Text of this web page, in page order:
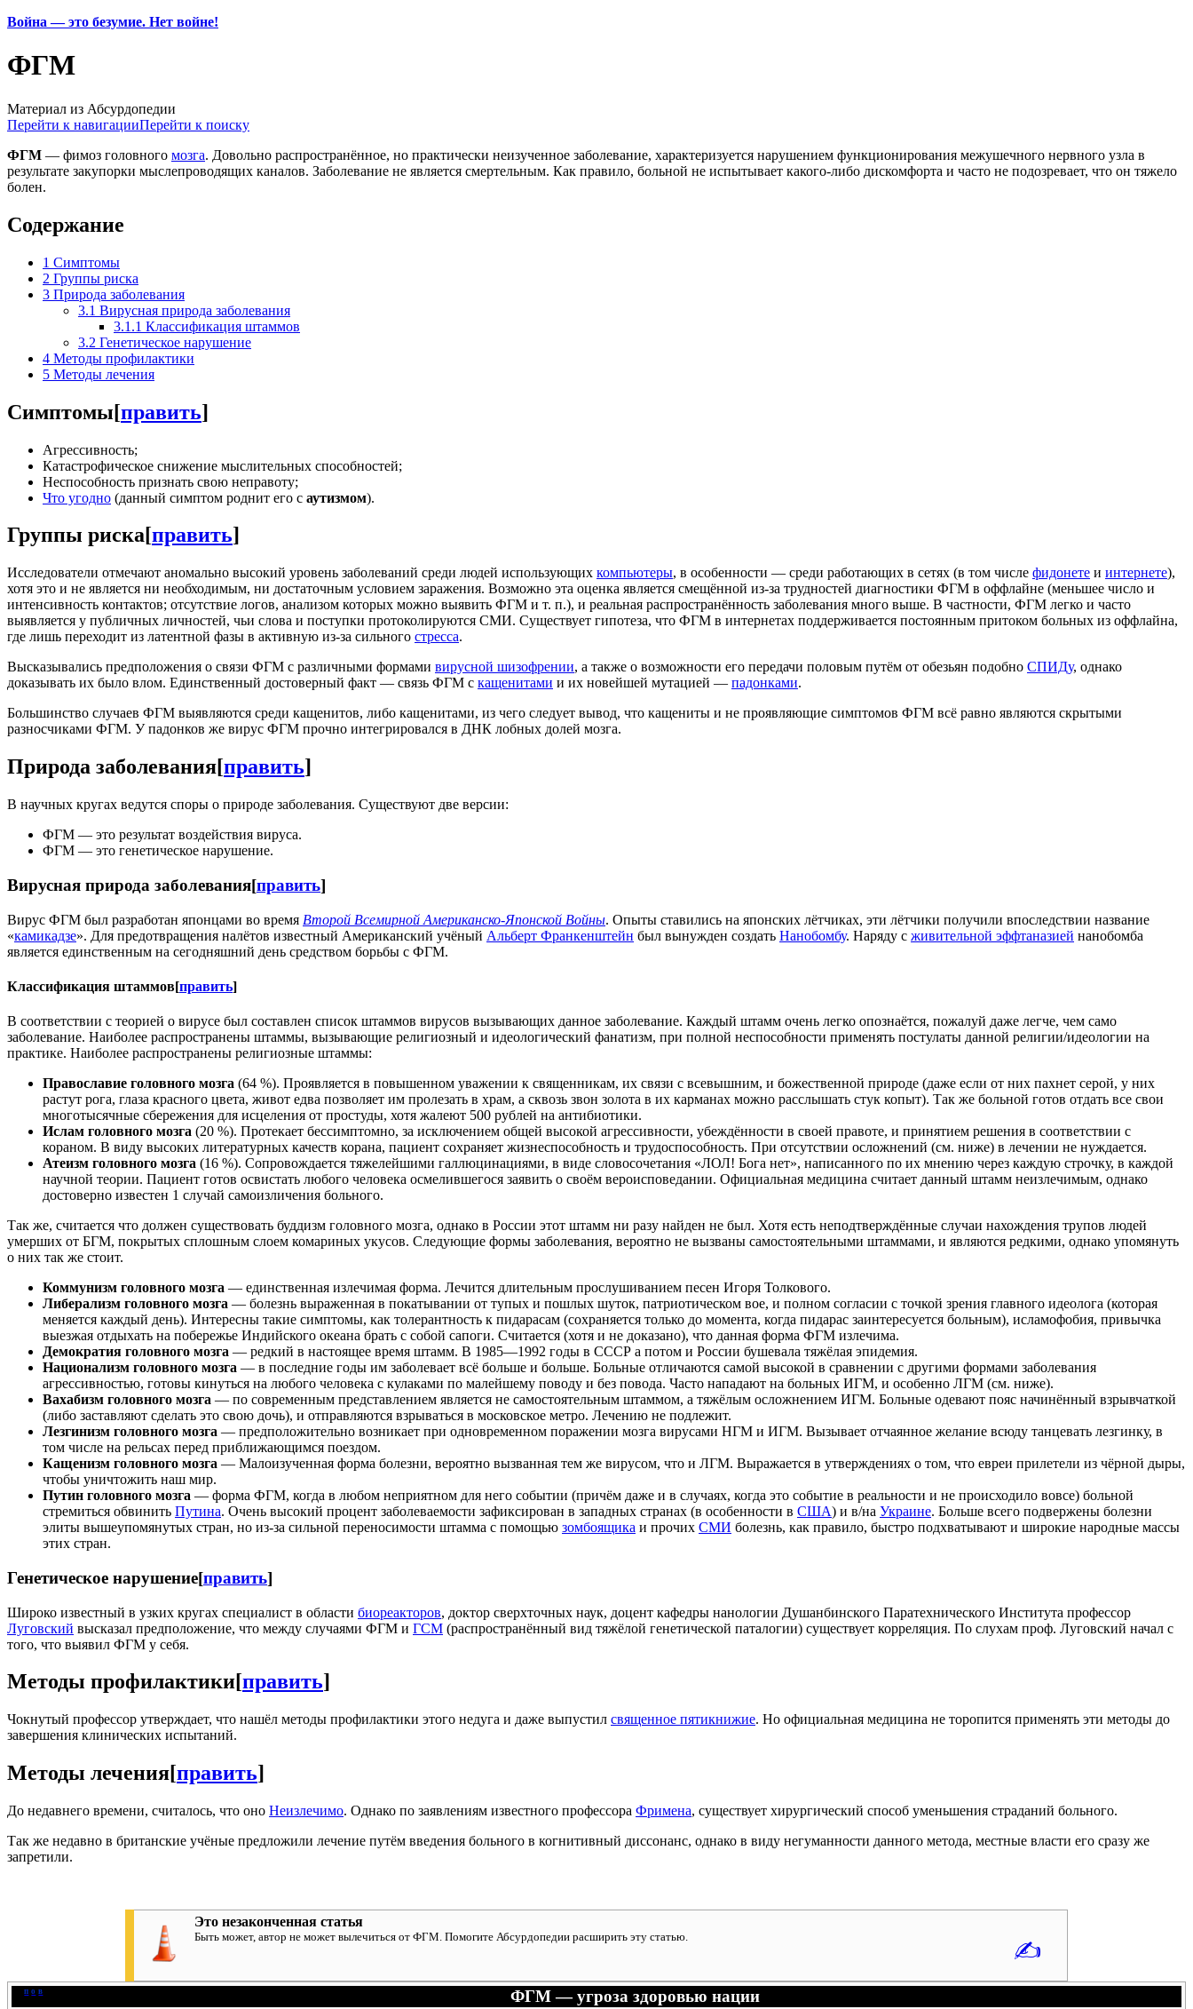
Война — это безумие. Нет войне!
ФГМ
Материал из Абсурдопедии
Перейти к навигацииПерейти к поиску
ФГМ — фимоз головного мозга. Довольно распространённое, но практически неизученное заболевание, характеризуется нарушением функционирования межушечного нервного узла в
результате закупорки мыслепроводящих каналов. Заболевание не является смертельным. Как правило, больной не испытывает какого-либо дискомфорта и часто не подозревает, что он тяжело
болен.
Содержание
1 Симптомы
2 Группы риска
3 Природа заболевания
3.1 Вирусная природа заболевания
3.1.1 Классификация штаммов
3.2 Генетическое нарушение
4 Методы профилактики
5 Методы лечения
Симптомы[править]
Агрессивность;
Катастрофическое снижение мыслительных способностей;
Неспособность признать свою неправоту;
Что угодно (данный симптом роднит его с аутизмом).
Группы риска[править]
Исследователи отмечают аномально высокий уровень заболеваний среди людей использующих компьютеры, в особенности — среди работающих в сетях (в том числе фидонете и интернете),
хотя это и не является ни необходимым, ни достаточным условием заражения. Возможно эта оценка является смещённой из-за трудностей диагностики ФГМ в оффлайне (меньшее число и
интенсивность контактов; отсутствие логов, анализом которых можно выявить ФГМ и т. п.), и реальная распространённость заболевания много выше. В частности, ФГМ легко и часто
выявляется у публичных личностей, чьи слова и поступки протоколируются СМИ. Существует гипотеза, что ФГМ в интернетах поддерживается постоянным притоком больных из оффлайна,
где лишь переходит из латентной фазы в активную из-за сильного стресса.
Высказывались предположения о связи ФГМ с различными формами вирусной шизофрении, а также о возможности его передачи половым путём от обезьян подобно СПИДу, однако
доказывать их было влом. Единственный достоверный факт — связь ФГМ с кащенитами и их новейшей мутацией — падонками.
Большинство случаев ФГМ выявляются среди кащенитов, либо кащенитами, из чего следует вывод, что кащениты и не проявляющие симптомов ФГМ всё равно являются скрытыми
разносчиками ФГМ. У падонков же вирус ФГМ прочно интегрировался в ДНК лобных долей мозга.
Природа заболевания[править]
В научных кругах ведутся споры о природе заболевания. Существуют две версии:
ФГМ — это результат воздействия вируса.
ФГМ — это генетическое нарушение.
Вирусная природа заболевания[править]
Вирус ФГМ был разработан японцами во время Второй Всемирной Американско-Японской Войны. Опыты ставились на японских лётчиках, эти лётчики получили впоследствии название
«камикадзе». Для предотвращения налётов известный Американский учёный Альберт Франкенштейн был вынужден создать Нанобомбу. Наряду с живительной эффтаназией нанобомба
является единственным на сегодняшний день средством борьбы с ФГМ.
Классификация штаммов[править]
В соответствии с теорией о вирусе был составлен список штаммов вирусов вызывающих данное заболевание. Каждый штамм очень легко опознаётся, пожалуй даже легче, чем само
заболевание. Наиболее распространены штаммы, вызывающие религиозный и идеологический фанатизм, при полной неспособности применять постулаты данной религии/идеологии на
практике. Наиболее распространены религиозные штаммы:
Православие головного мозга (64 %). Проявляется в повышенном уважении к священникам, их связи с всевышним, и божественной природе (даже если от них пахнет серой, у них
растут рога, глаза красного цвета, живот едва позволяет им пролезать в храм, а сквозь звон золота в их карманах можно расслышать стук копыт). Так же больной готов отдать все свои
многотысячные сбережения для исцеления от простуды, хотя жалеют 500 рублей на антибиотики.
Ислам головного мозга (20 %). Протекает бессимптомно, за исключением общей высокой агрессивности, убеждённости в своей правоте, и принятием решения в соответствии с
кораном. В виду высоких литературных качеств корана, пациент сохраняет жизнеспособность и трудоспособность. При отсутствии осложнений (см. ниже) в лечении не нуждается.
Атеизм головного мозга (16 %). Сопровождается тяжелейшими галлюцинациями, в виде словосочетания «ЛОЛ! Бога нет», написанного по их мнению через каждую строчку, в каждой
научной теории. Пациент готов освистать любого человека осмелившегося заявить о своём вероисповедании. Официальная медицина считает данный штамм неизлечимым, однако
достоверно известен 1 случай самоизличения больного.
Так же, считается что должен существовать буддизм головного мозга, однако в России этот штамм ни разу найден не был. Хотя есть неподтверждённые случаи нахождения трупов людей
умерших от БГМ, покрытых сплошным слоем комариных укусов. Следующие формы заболевания, вероятно не вызваны самостоятельными штаммами, и являются редкими, однако упомянуть
о них так же стоит.
Коммунизм головного мозга — единственная излечимая форма. Лечится длительным прослушиванием песен Игоря Толкового.
Либерализм головного мозга — болезнь выраженная в покатывании от тупых и пошлых шуток, патриотическом вое, и полном согласии с точкой зрения главного идеолога (которая
меняется каждый день). Интересны такие симптомы, как толерантность к пидарасам (сохраняется только до момента, когда пидарас заинтересуется больным), исламофобия, привычка
выезжая отдыхать на побережье Индийского океана брать с собой сапоги. Считается (хотя и не доказано), что данная форма ФГМ излечима.
Демократия головного мозга — редкий в настоящее время штамм. В 1985—1992 годы в СССР а потом и России бушевала тяжёлая эпидемия.
Национализм головного мозга — в последние годы им заболевает всё больше и больше. Больные отличаются самой высокой в сравнении с другими формами заболевания
агрессивностью, готовы кинуться на любого человека с кулаками по малейшему поводу и без повода. Часто нападают на больных ИГМ, и особенно ЛГМ (см. ниже).
Вахабизм головного мозга — по современным представлением является не самостоятельным штаммом, а тяжёлым осложнением ИГМ. Больные одевают пояс начинённый взрывчаткой
(либо заставляют сделать это свою дочь), и отправляются взрываться в московское метро. Лечению не подлежит.
Лезгинизм головного мозга — предположительно возникает при одновременном поражении мозга вирусами НГМ и ИГМ. Вызывает отчаянное желание всюду танцевать лезгинку, в
том числе на рельсах перед приближающимся поездом.
Кащенизм головного мозга — Малоизученная форма болезни, вероятно вызванная тем же вирусом, что и ЛГМ. Выражается в утверждениях о том, что евреи прилетели из чёрной дыры,
чтобы уничтожить наш мир.
Путин головного мозга — форма ФГМ, когда в любом неприятном для него событии (причём даже и в случаях, когда это событие в реальности и не происходило вовсе) больной
стремиться обвинить Путина. Очень высокий процент заболеваемости зафиксирован в западных странах (в особенности в США) и в/на Украине. Больше всего подвержены болезни
элиты вышеупомянутых стран, но из-за сильной переносимости штамма с помощью зомбоящика и прочих СМИ болезнь, как правило, быстро подхватывают и широкие народные массы
этих стран.
Генетическое нарушение[править]
Широко известный в узких кругах специалист в области биореакторов, доктор сверхточных наук, доцент кафедры нанологии Душанбинского Паратехнического Института профессор
Луговский высказал предположение, что между случаями ФГМ и ГСМ (распространённый вид тяжёлой генетической паталогии) существует корреляция. По слухам проф. Луговский начал с
того, что выявил ФГМ у себя.
Методы профилактики[править]
Чокнутый профессор утверждает, что нашёл методы профилактики этого недуга и даже выпустил священное пятикнижие. Но официальная медицина не торопится применять эти методы до
завершения клинических испытаний.
Методы лечения[править]
До недавнего времени, считалось, что оно Неизлечимо. Однако по заявлениям известного профессора Фримена, существует хирургический способ уменьшения страданий больного.
Так же недавно в британские учёные предложили лечение путём введения больного в когнитивный диссонанс, однако в виду негуманности данного метода, местные власти его сразу же
запретили.
Это незаконченная статья
Быть может, автор не может вылечиться от ФГМ. Помогите Абсурдопедии расширить эту статью.
✍
п ·о ·в ФГМ — угроза здоровью нации